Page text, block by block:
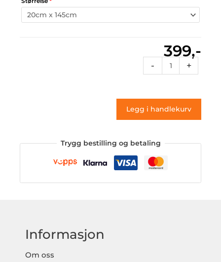
399,-
-
002
antall
+
Legg i handlekurv
Trygg bestilling og betaling
Informasjon
Om oss